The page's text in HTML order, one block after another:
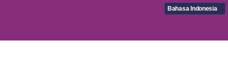
Bahasa Indonesia